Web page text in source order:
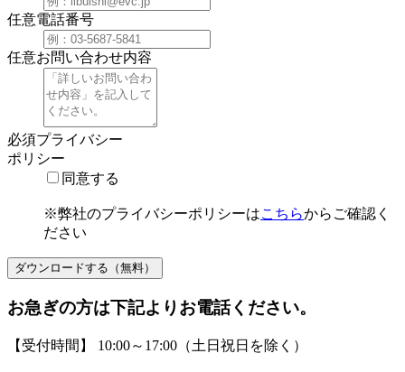
任意電話番号
任意お問い合わせ内容
必須プライバシー
ポリシー
同意する
※弊社のプライバシーポリシーはこちらからご確認く
ださい
ダウンロードする（無料）
お急ぎの方は下記よりお電話ください。
【受付時間】 10:00～17:00（土日祝日を除く）